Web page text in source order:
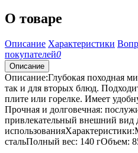
О товаре
Описание Характеристики
покупателей0
Описание
Описание:Глубокая походная
так и для вторых блюд.
плите или горелке. Имеет
Прочная и долговечная:
привлекательный внешний вид
стальПолный вес: 140 гОбъем: